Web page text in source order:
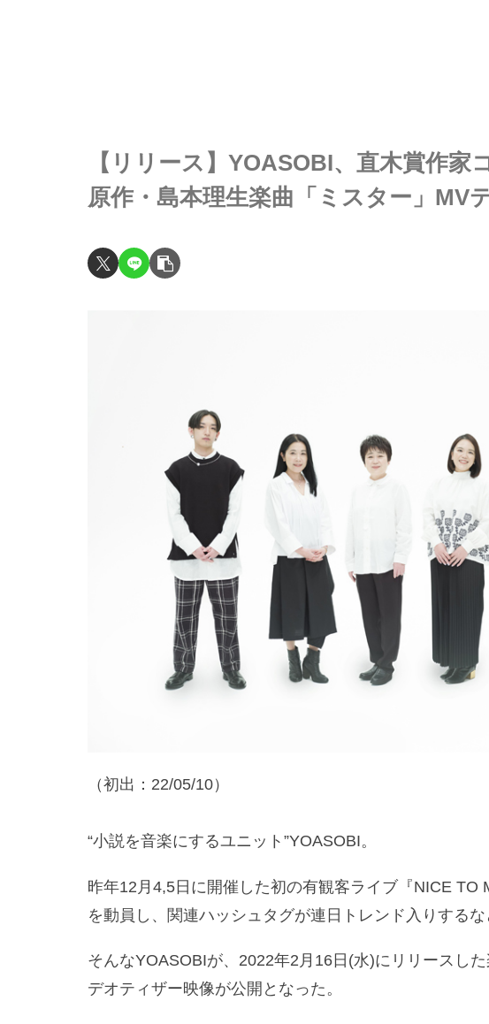
【リリース】YOASOBI、直木賞作家
原作・島本理生楽曲「ミスター」MV
（初出：22/05/10）
“小説を音楽にするユニット”YOASOBI。
昨年12月4,5日に開催した初の有観客ライブ『NICE TO
を動員し、関連ハッシュタグが連日トレンド入りするな
そんなYOASOBIが、2022年2月16日(水)にリリースし
デオティザー映像が公開となった。